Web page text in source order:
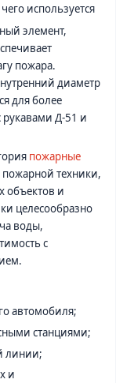
используется
элемент,
пожара.
диаметр
для более
Д-51 и
пожарные
пожарной техники,
объектов и
целесообразно
воды,
с
автомобиля;
станциями;
линии;
и